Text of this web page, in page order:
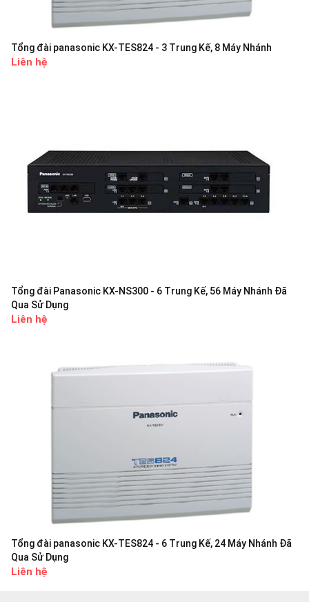
Tổng đài panasonic KX-TES824 - 3 Trung Kế, 8 Máy Nhánh
Liên hệ
Tổng đài Panasonic KX-NS300 - 6 Trung Kế, 56 Máy Nhánh Đã
Qua Sử Dụng
Liên hệ
Tổng đài panasonic KX-TES824 - 6 Trung Kế, 24 Máy Nhánh Đã
Qua Sử Dụng
Liên hệ